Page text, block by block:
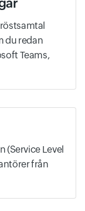
du redan
Teams,
(Service Level
från